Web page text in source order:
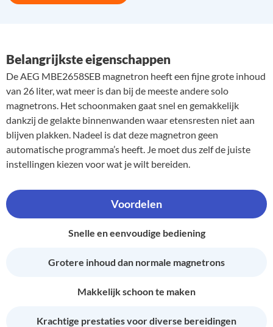
Belangrijkste eigenschappen
De AEG MBE2658SEB magnetron heeft een fijne grote inhoud
van 26 liter, wat meer is dan bij de meeste andere solo
magnetrons. Het schoonmaken gaat snel en gemakkelijk
dankzij de gelakte binnenwanden waar etensresten niet aan
blijven plakken. Nadeel is dat deze magnetron geen
automatische programma’s heeft. Je moet dus zelf de juiste
instellingen kiezen voor wat je wilt bereiden.
Voordelen
Snelle en eenvoudige bediening
Grotere inhoud dan normale magnetrons
Makkelijk schoon te maken
Krachtige prestaties voor diverse bereidingen